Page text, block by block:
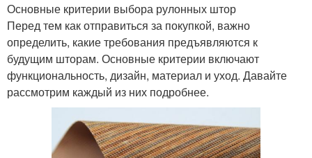
Основные критерии выбора рулонных штор
Перед тем как отправиться за покупкой, важно
определить, какие требования предъявляются к
будущим шторам. Основные критерии включают
функциональность, дизайн, материал и уход. Давайте
рассмотрим каждый из них подробнее.